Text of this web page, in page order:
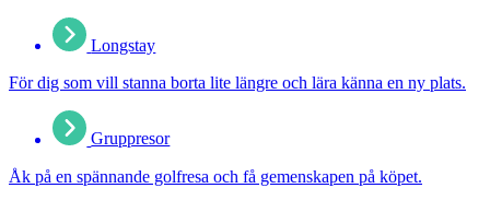
Longstay
För dig som vill stanna borta lite längre och lära känna en ny plats.
Gruppresor
Åk på en spännande golfresa och få gemenskapen på köpet.